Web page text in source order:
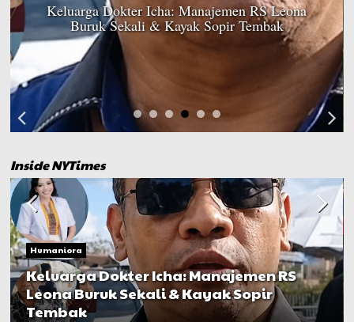
Keluarga Dokter Icha: Manajemen RS Leona
Buruk Sekali & Kayak Sopir Tembak
Inside NYTimes
Humaniora
Keluarga Dokter Icha: Manajemen RS
Leona Buruk Sekali & Kayak Sopir
Tembak